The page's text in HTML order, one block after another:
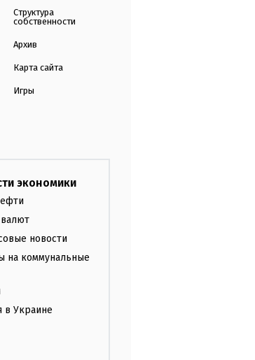
Структура
собственности
Архив
Карта сайта
Игры
экономики
новости
на коммунальные
в Украине